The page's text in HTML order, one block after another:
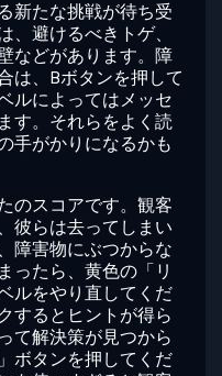
新たな挑戦が待ち受
、避けるべきトゲ、
などがあります。障
は、Bボタンを押して
ルによってはメッセ
す。それらをよく読
手がかりになるかも
のスコアです。観客
彼らは去ってしまい
障害物にぶつからな
ったら、黄色の「リ
ルをやり直してくだ
するとヒントが得ら
て解決策が見つから
ボタンを押してくだ